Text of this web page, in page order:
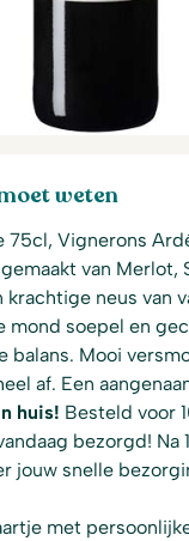
weten
75cl, Vignerons
van Merlot,
krachtige neus van
mond soepel en
balans. Mooi
af. Een
huis! Besteld voor
bezorgd! Na
jouw snelle
met